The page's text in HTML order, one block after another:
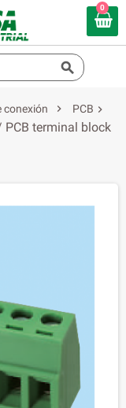
0

conexión 
PCB 
PCB terminal block